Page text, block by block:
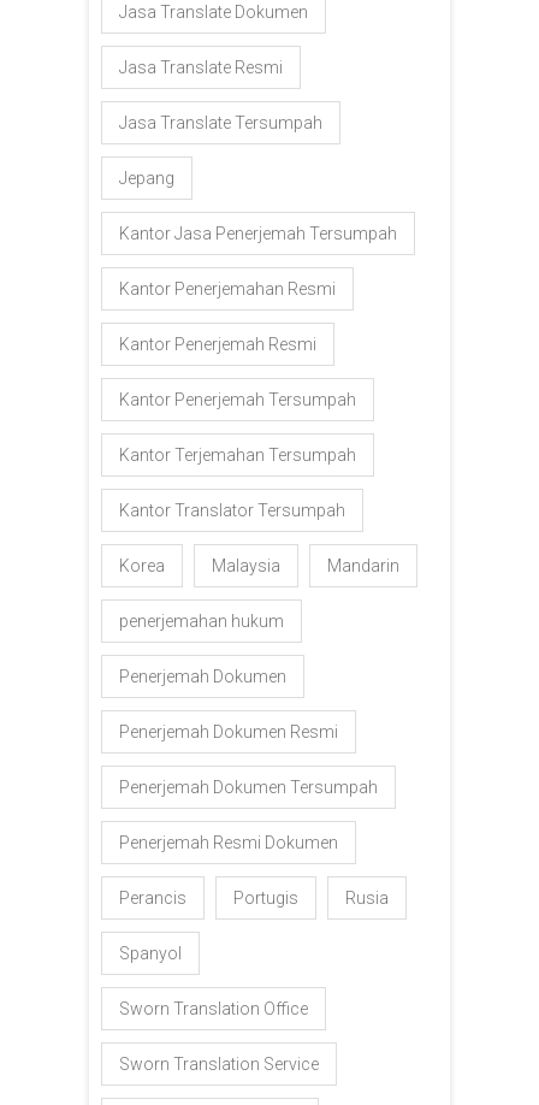
Jasa Translate Dokumen
Jasa Translate Resmi
Jasa Translate Tersumpah
Jepang
Kantor Jasa Penerjemah Tersumpah
Kantor Penerjemahan Resmi
Kantor Penerjemah Resmi
Kantor Penerjemah Tersumpah
Kantor Terjemahan Tersumpah
Kantor Translator Tersumpah
Korea Malaysia Mandarin
penerjemahan hukum
Penerjemah Dokumen
Penerjemah Dokumen Resmi
Penerjemah Dokumen Tersumpah
Penerjemah Resmi Dokumen
Perancis Portugis Rusia
Spanyol
Sworn Translation Office
Sworn Translation Service